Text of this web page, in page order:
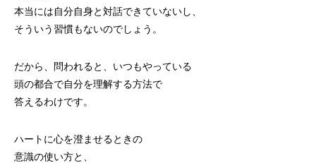
本当には自分自身と対話できていないし、
そういう習慣もないのでしょう。
だから、問われると、いつもやっている
頭の都合で自分を理解する方法で
答えるわけです。
ハートに心を澄ませるときの
意識の使い方と、